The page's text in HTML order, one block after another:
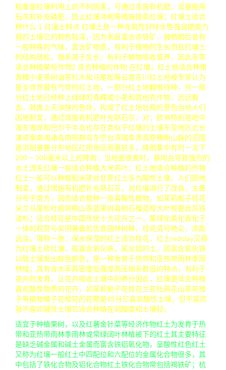
粘重是红壤利用上的不利因素，可通过多施有机肥，适量施用
石灰和补充磷肥，防止红壤冲刷等措施提高红壤；红壤土适合
种什么 1 红壤土特点 红壤土是一种充氧性好排水性强自肥能力
弱的土壤它的颜色较深，因为表层富含赤铁矿，被晒晒后会有
一股特殊的气味，富含矿物质，有利于植物的生长而且红壤土
的结构疏松，根系易于生长，有利于植物吸收营养，因此非常
适合种植某些作物2 适合种植的作物 在红壤；红土地适合种植
青稞小麦茶树油茶杉木和马尾松等云南东川红土地被专家认为
是全世界最有气势的红土地，一部分红土地翻根待种，另一部
分红土地已经种上绿绿的青稞或小麦和其他农作物，远远看
去，就像上天涂抹的色块，构成了红土地壮观的景色当地人们
因地制宜，通过增施有机肥补充熟石灰，对；欧洲特别是地中
海东海岸和巴尔干半岛也存在类似于红壤的土壤东亚地区北长
演讲案南海诸岛南阳群岛东宗台湾瑞幸贵高原横断山脉的范围
是洪阳重要分布地区红阳地区雨量较多，降雨集中有时一次下
200 ~ 300毫米以上的降雨，当地面很差时，暴雨会导致强烈的
水土流失红壤一般适合种植大米茶叶；红土地适合种植的作物
红土一般可以种植稻米茶丝甘蔗红土多为酸性土壤，人们因地
制宜，通过增施有机肥补充熟石灰，对红壤进行了改良，主要
分布于南方，因而适合栽种一些喜酸性植物，如茉莉栀子桂花
米兰马尾松杜鹃珙桐山茶蓝果树喜树石榴蓝桉大叶桉篦齿苏铁
油杉；适合桂花是中国传统十大花卉之一，集绿化美化香化于
一体的观赏与实用兼备的优良园林树种，桂花清可绝尘，浓能
远溢，堪称一绝，保水保湿的红土适合桂花，红土redclay又称
为红壤土砖红壤，指富含氧化铁，氧化铝的土，因富含氧化铁
以致土壤发出棕色颜色，是一种发育于热带和亚热带雨林季雨
林或；具有含水率高密度低强度高压缩系数低的特点，有利于
花卉的发育，让花卉吸收土壤中的养分因此，红壤更适合种植
喜欢酸性物质的花卉，如茉莉栀子花桂花兰花杜鹃花山茶花橙
子等植物橘子花橙花的花期是45月它喜欢酸性土壤，但不喜欢
我不喜欢碱性土壤它适合种植在高酸度和土壤较。
适宜于种植果树，以及红薯金针菜等经济作物红土为发育于热
带和亚热带雨林季雨林或常绿阔叶林植被下的红土其主要特征
是缺乏碱金属和碱土金属而富含铁铝氧化物，呈酸性红色红土
又称为红壤一般红土中四配位和六配位的金属化合物很多，其
中包括了铁化合物及铝化合物红土铁化合物常包括褐铁矿；杭